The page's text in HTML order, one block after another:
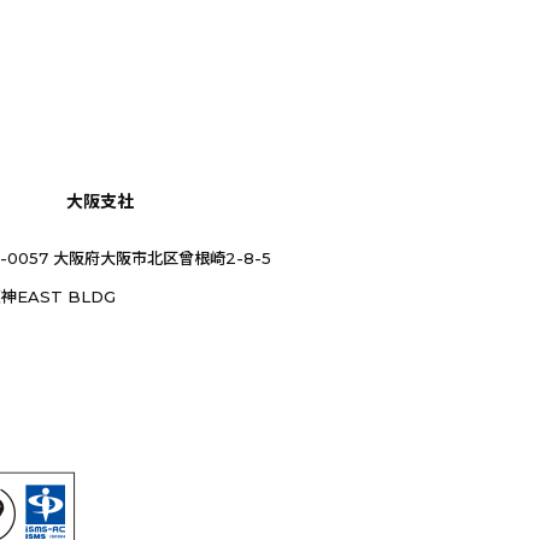
大阪支社
0057 大阪府大阪市北区曾根崎2-8-5
神EAST BLDG